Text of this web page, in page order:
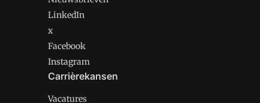
LinkedIn
x
Facebook
Instagram
Carrièrekansen
Vacatures